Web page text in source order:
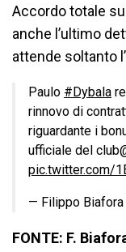
Accordo totale
anche l’ultimo
attende soltanto
Paulo #Dybala
rinnovo di
riguardante i
ufficiale del club
pic.twitter.com/
— Filippo Biafora
FONTE: F.